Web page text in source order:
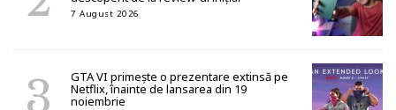
7 August 2026
GTA VI primește o prezentare extinsă pe
Netflix, înainte de lansarea din 19
noiembrie